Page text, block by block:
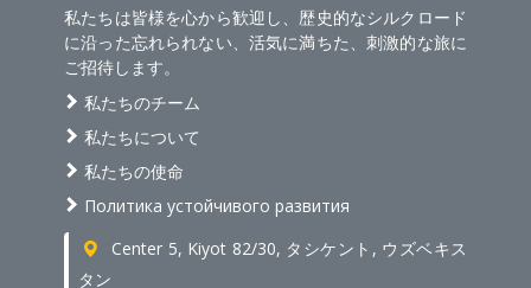
私たちは皆様を心から歓迎し、歴史的なシルクロード
に沿った忘れられない、活気に満ちた、刺激的な旅に
ご招待します。
私たちのチーム
私たちについて
私たちの使命
Политика устойчивого развития
Center 5, Kiyot 82/30, タシケント, ウズベキス
タン